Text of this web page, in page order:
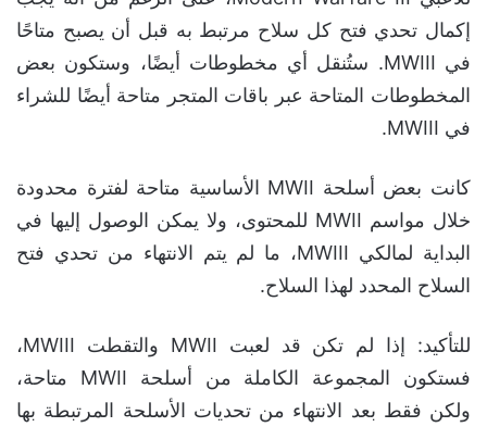
إكمال تحدي فتح كل سلاح مرتبط به قبل أن يصبح متاحًا
في MWIII. ستُنقل أي مخطوطات أيضًا، وستكون بعض
المخطوطات المتاحة عبر باقات المتجر متاحة أيضًا للشراء
في MWIII.
كانت بعض أسلحة MWII الأساسية متاحة لفترة محدودة
خلال مواسم MWII للمحتوى، ولا يمكن الوصول إليها في
البداية لمالكي MWIII، ما لم يتم الانتهاء من تحدي فتح
السلاح المحدد لهذا السلاح.
للتأكيد: إذا لم تكن قد لعبت MWII والتقطت MWIII،
فستكون المجموعة الكاملة من أسلحة MWII متاحة،
ولكن فقط بعد الانتهاء من تحديات الأسلحة المرتبطة بها